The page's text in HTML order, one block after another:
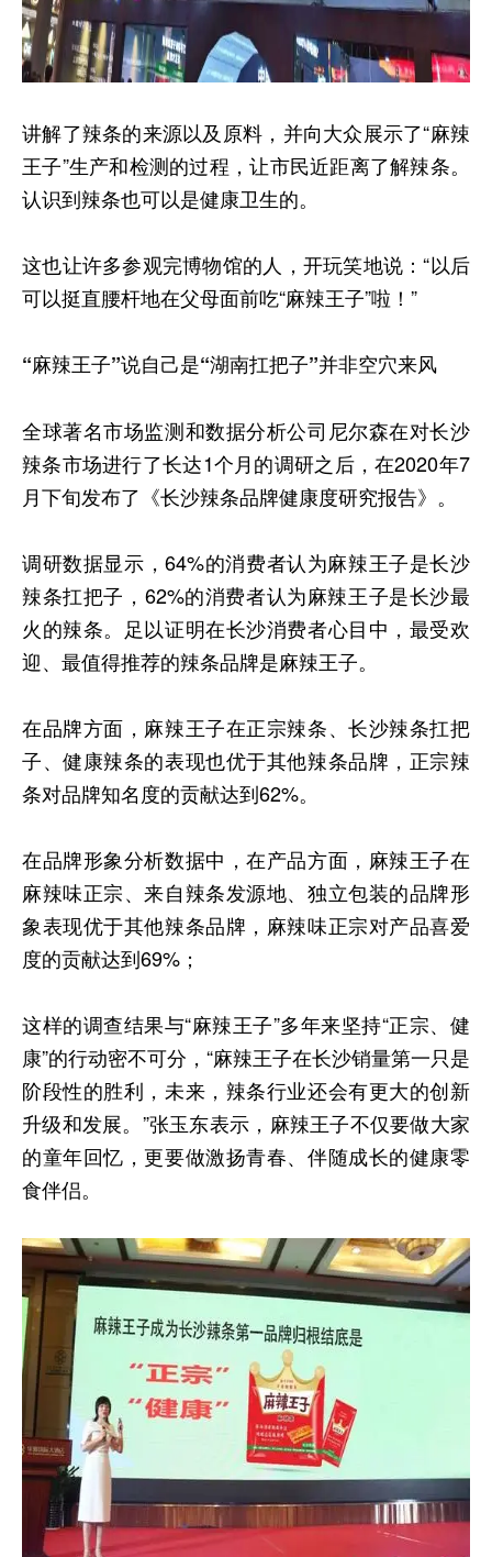
讲解了辣条的来源以及原料，并向大众展示了“麻辣
王子”生产和检测的过程，让市民近距离了解辣条。
认识到辣条也可以是健康卫生的。
这也让许多参观完博物馆的人，开玩笑地说：“以后
可以挺直腰杆地在父母面前吃“麻辣王子”啦！”
“麻辣王子”说自己是“湖南扛把子”并非空穴来风
全球著名市场监测和数据分析公司尼尔森在对长沙
辣条市场进行了长达1个月的调研之后，在2020年7
月下旬发布了《长沙辣条品牌健康度研究报告》。
调研数据显示，64%的消费者认为麻辣王子是长沙
辣条扛把子，62%的消费者认为麻辣王子是长沙最
火的辣条。足以证明在长沙消费者心目中，最受欢
迎、最值得推荐的辣条品牌是麻辣王子。
在品牌方面，麻辣王子在正宗辣条、长沙辣条扛把
子、健康辣条的表现也优于其他辣条品牌，正宗辣
条对品牌知名度的贡献达到62%。
在品牌形象分析数据中，在产品方面，麻辣王子在
麻辣味正宗、来自辣条发源地、独立包装的品牌形
象表现优于其他辣条品牌，麻辣味正宗对产品喜爱
度的贡献达到69%；
这样的调查结果与“麻辣王子”多年来坚持“正宗、健
康”的行动密不可分，“麻辣王子在长沙销量第一只是
阶段性的胜利，未来，辣条行业还会有更大的创新
升级和发展。”张玉东表示，麻辣王子不仅要做大家
的童年回忆，更要做激扬青春、伴随成长的健康零
食伴侣。